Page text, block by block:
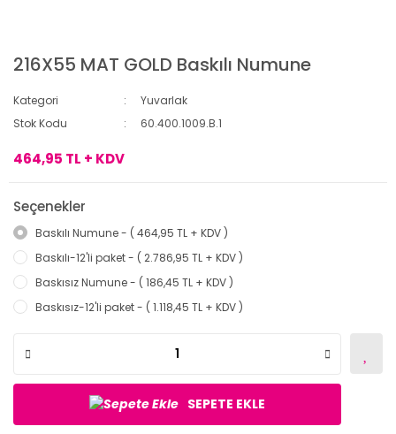
216X55 MAT GOLD Baskılı Numune
Kategori
Yuvarlak
Stok Kodu
60.400.1009.B.1
464,95 TL + KDV
Seçenekler
Baskılı Numune - ( 464,95 TL + KDV )
Baskılı-12'li paket - ( 2.786,95 TL + KDV )
Baskısız Numune - ( 186,45 TL + KDV )
Baskısız-12'li paket - ( 1.118,45 TL + KDV )
SEPETE EKLE